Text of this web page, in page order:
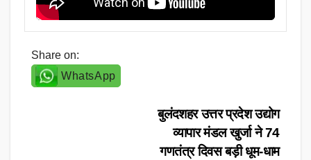
Share on:
WhatsApp
बुलंदशहर उत्तर प्रदेश उद्योग
व्यापार मंडल खुर्जा ने 74
गणतंत्र दिवस बड़ी धूम-धाम